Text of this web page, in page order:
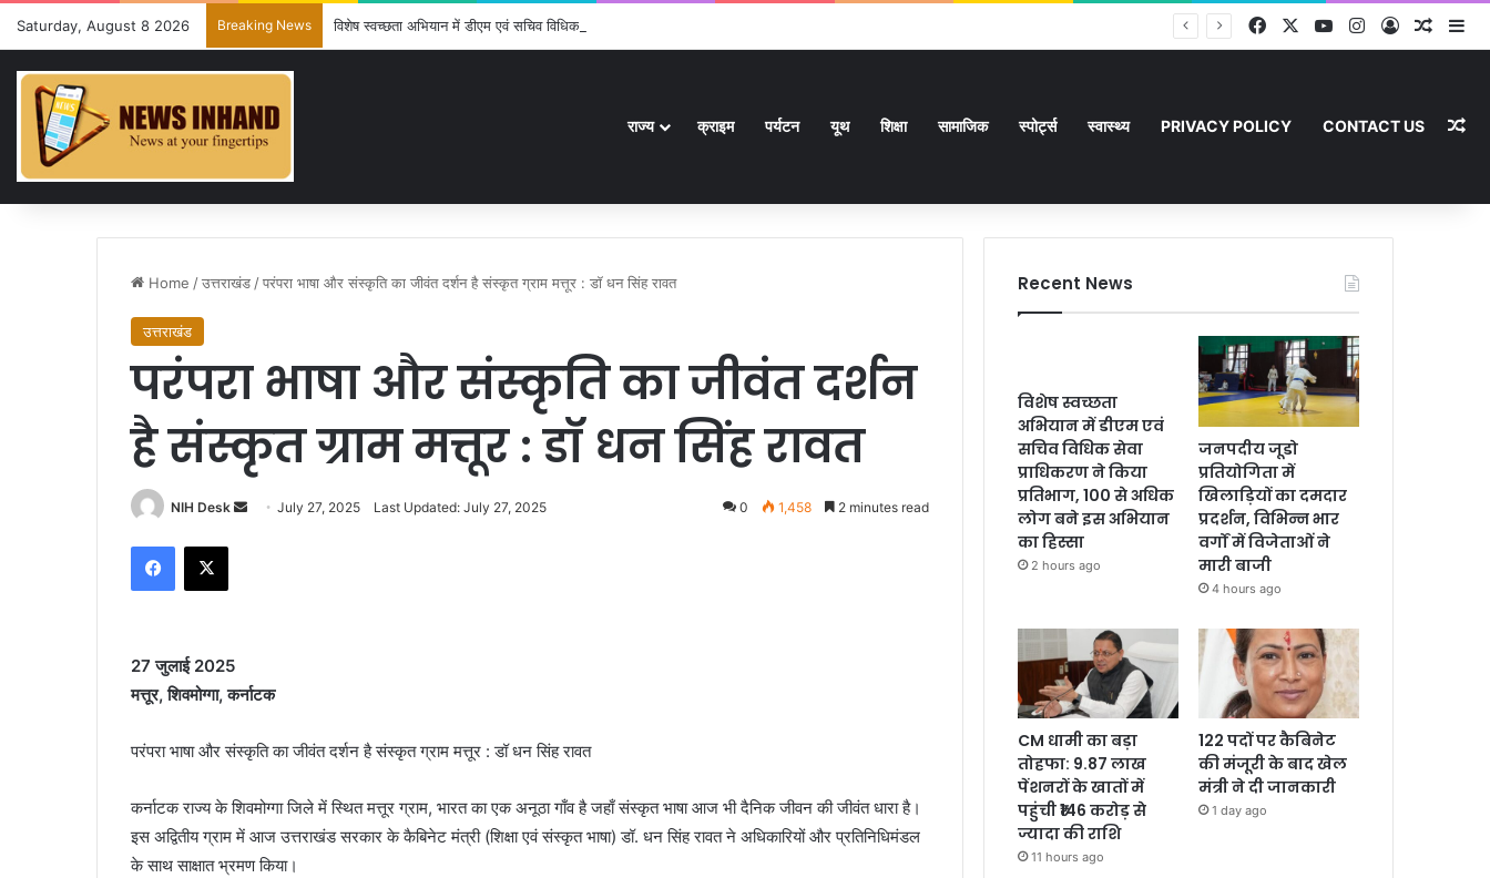
Saturday, August 8 2026 Breaking News विशेष स्वच्छता अभियान में डीएम एवं सचिव विधिक सेवा प्राधिकरण ने किया प्रतिभाग, 100 से अधिक लोग बने इस अभियान का हिस्सा FacebookYouTubeInstagram
Log In
राज्य क्राइम पर्यटन यूथ शिक्षा सामाजिक स्पोर्ट्स स्वास्थ्य PRIVACY POLICY CONTACT US
Home /उत्तराखंड /परंपरा भाषा और संस्कृति का जीवंत दर्शन है संस्कृत ग्राम मत्तूर : डॉ धन सिंह रावत
उत्तराखंड
परंपरा भाषा और संस्कृति का जीवंत दर्शन
है संस्कृत ग्राम मत्तूर : डॉ धन सिंह रावत
NIH Desk
SendJuly 27, 2025 Last Updated: July 27, 2025 0 1,458 2 minutes read
Facebook
X
27 जुलाई 2025
मत्तूर, शिवमोग्गा, कर्नाटक
परंपरा भाषा और संस्कृति का जीवंत दर्शन है संस्कृत ग्राम मत्तूर : डॉ धन सिंह रावत
कर्नाटक राज्य के शिवमोग्गा जिले में स्थित मत्तूर ग्राम, भारत का एक अनूठा गाँव है जहाँ संस्कृत भाषा आज भी दैनिक जीवन की जीवंत धारा है।
इस अद्वितीय ग्राम में आज उत्तराखंड सरकार के कैबिनेट मंत्री (शिक्षा एवं संस्कृत भाषा) डॉ. धन सिंह रावत ने अधिकारियों और प्रतिनिधिमंडल
के साथ साक्षात भ्रमण किया।
Recent News
विशेष स्वच्छता
अभियान में डीएम एवं
सचिव विधिक सेवा
प्राधिकरण ने किया
प्रतिभाग, 100 से अधिक
लोग बने इस अभियान
का हिस्सा
2 hours ago
जनपदीय जूडो
प्रतियोगिता में
खिलाड़ियों का दमदार
प्रदर्शन, विभिन्न भार
वर्गों में विजेताओं ने
मारी बाजी
4 hours ago
CM धामी का बड़ा
तोहफा: 9.87 लाख
पेंशनरों के खातों में
पहुंची ₹146 करोड़ से
ज्यादा की राशि
11 hours ago
122 पदों पर कैबिनेट
की मंजूरी के बाद खेल
मंत्री ने दी जानकारी
1 day ago